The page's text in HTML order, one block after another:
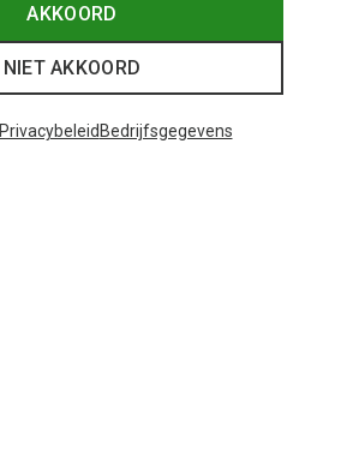
AKKOORD
NIET AKKOORD
Privacybeleid Bedrijfsgegevens